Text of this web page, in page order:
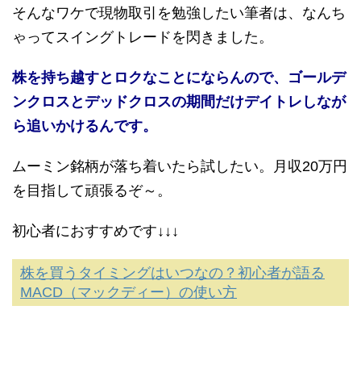
そんなワケで現物取引を勉強したい筆者は、なんち
ゃってスイングトレードを閃きました。
株を持ち越すとロクなことにならんので、ゴールデ
ンクロスとデッドクロスの期間だけデイトレしなが
ら追いかけるんです。
ムーミン銘柄が落ち着いたら試したい。月収20万円
を目指して頑張るぞ～。
初心者におすすめです↓↓↓
株を買うタイミングはいつなの？初心者が語る
MACD（マックディー）の使い方